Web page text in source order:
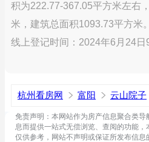
积为222.77-367.05平方米左右
米，建筑总面积1093.73平方米
线上登记时间：2024年6月24日
杭州看房网 富阳 云山院子
免责声明：本网站作为房产信息聚合类
息而提供一站式无偿浏览、查阅的功能
仅供参考，网站不声明或保证所发布信